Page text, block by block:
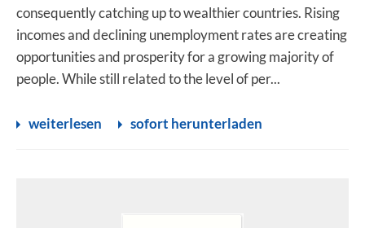
consequently catching up to wealthier countries. Rising
incomes and declining unemployment rates are creating
opportunities and prosperity for a growing majority of
people. While still related to the level of per...
weiterlesen sofort herunterladen